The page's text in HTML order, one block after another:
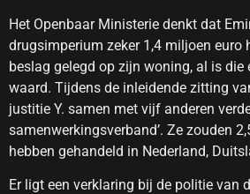
Het Openbaar Ministerie denkt dat
drugsimperium zeker 1,4 miljoen euro
beslag gelegd op zijn woning, al is die
waard. Tijdens de inleidende zitting
justitie Y. samen met vijf anderen
samenwerkingsverband’. Ze zouden
hebben gehandeld in Nederland,
Er ligt een verklaring bij de politie van